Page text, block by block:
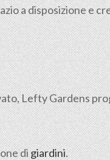
a disposizione e
Lefty Gardens
digiardini.